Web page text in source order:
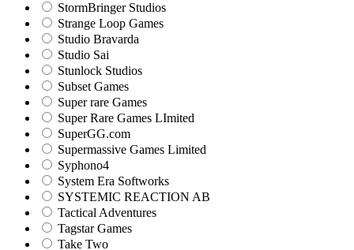
StormBringer Studios
Strange Loop Games
Studio Bravarda
Studio Sai
Stunlock Studios
Subset Games
Super rare Games
Super Rare Games LImited
SuperGG.com
Supermassive Games Limited
Syphono4
System Era Softworks
SYSTEMIC REACTION AB
Tactical Adventures
Tagstar Games
Take Two